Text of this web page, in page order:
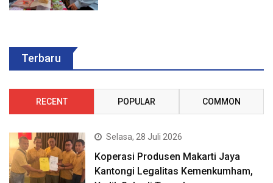
Terbaru
RECENT POPULAR COMMON
Selasa, 28 Juli 2026
Koperasi Produsen Makarti Jaya
Kantongi Legalitas Kemenkumham,